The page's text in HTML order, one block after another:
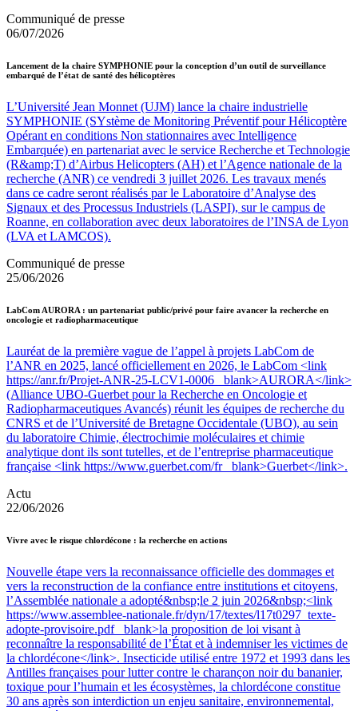
Communiqué de presse
06/07/2026
Lancement de la chaire SYMPHONIE pour la conception d’un outil de surveillance
embarqué de l’état de santé des hélicoptères
L’Université Jean Monnet (UJM) lance la chaire industrielle
SYMPHONIE (SYstème de Monitoring Préventif pour Hélicoptère
Opérant en conditions Non stationnaires avec Intelligence
Embarquée) en partenariat avec le service Recherche et Technologie
(R&amp;T) d’Airbus Helicopters (AH) et l’Agence nationale de la
recherche (ANR) ce vendredi 3 juillet 2026. Les travaux menés
dans ce cadre seront réalisés par le Laboratoire d’Analyse des
Signaux et des Processus Industriels (LASPI), sur le campus de
Roanne, en collaboration avec deux laboratoires de l’INSA de Lyon
(LVA et LAMCOS).
Communiqué de presse
25/06/2026
LabCom AURORA : un partenariat public/privé pour faire avancer la recherche en
oncologie et radiopharmaceutique
Lauréat de la première vague de l’appel à projets LabCom de
l’ANR en 2025, lancé officiellement en 2026, le LabCom <link
https://anr.fr/Projet-ANR-25-LCV1-0006 _blank>AURORA</link>
(Alliance UBO-Guerbet pour la Recherche en Oncologie et
Radiopharmaceutiques Avancés) réunit les équipes de recherche du
CNRS et de l’Université de Bretagne Occidentale (UBO), au sein
du laboratoire Chimie, électrochimie moléculaires et chimie
analytique dont ils sont tutelles, et de l’entreprise pharmaceutique
française <link https://www.guerbet.com/fr _blank>Guerbet</link>.
Actu
22/06/2026
Vivre avec le risque chlordécone : la recherche en actions
Nouvelle étape vers la reconnaissance officielle des dommages et
vers la reconstruction de la confiance entre institutions et citoyens,
l’Assemblée nationale a adopté&nbsp;le 2 juin 2026&nbsp;<link
https://www.assemblee-nationale.fr/dyn/17/textes/l17t0297_texte-
adopte-provisoire.pdf _blank>la proposition de loi visant à
reconnaître la responsabilité de l’État et à indemniser les victimes de
la chlordécone</link>. Insecticide utilisé entre 1972 et 1993 dans les
Antilles françaises pour lutter contre le charançon noir du bananier,
toxique pour l’humain et les écosystèmes, la chlordécone constitue
30 ans après son interdiction un enjeu sanitaire, environnemental,